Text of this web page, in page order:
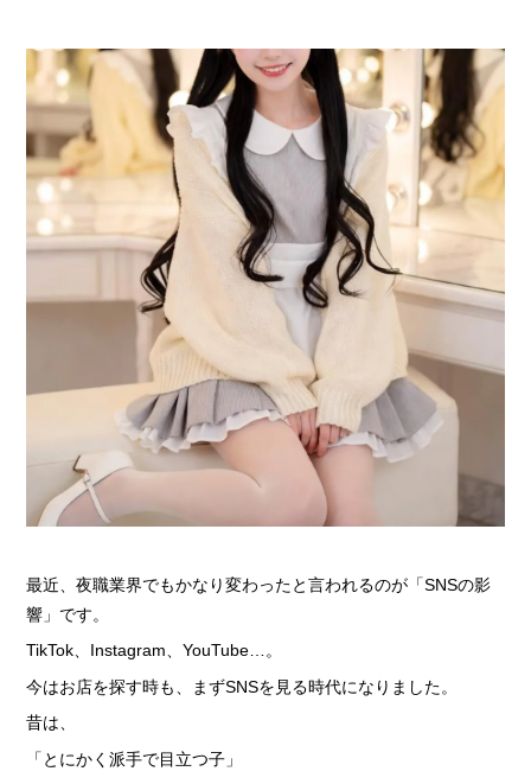
› 他店との送りの比較
› VIVIDCREW十三本店
› VIVIDCREW梅田堂山店
› Madame 2nd virgin 十三
› VIVIDCREWマダム梅田店
› VIVIDCREW Pink Party Paradise
お給料・待遇・環境
› 最低時給5,000円保証
› 完全自由出勤制
› 託児所代金全額負担
› 連絡先交換、同伴アフター 一切なし！
› 出戻り大歓迎
› 出稼ぎ特典
› 県外でも送り無料
最近、夜職業界でもかなり変わったと言われるのが「SNSの影
響」です。
TikTok、Instagram、YouTube…。
今はお店を探す時も、まずSNSを見る時代になりました。
昔は、
「とにかく派手で目立つ子」